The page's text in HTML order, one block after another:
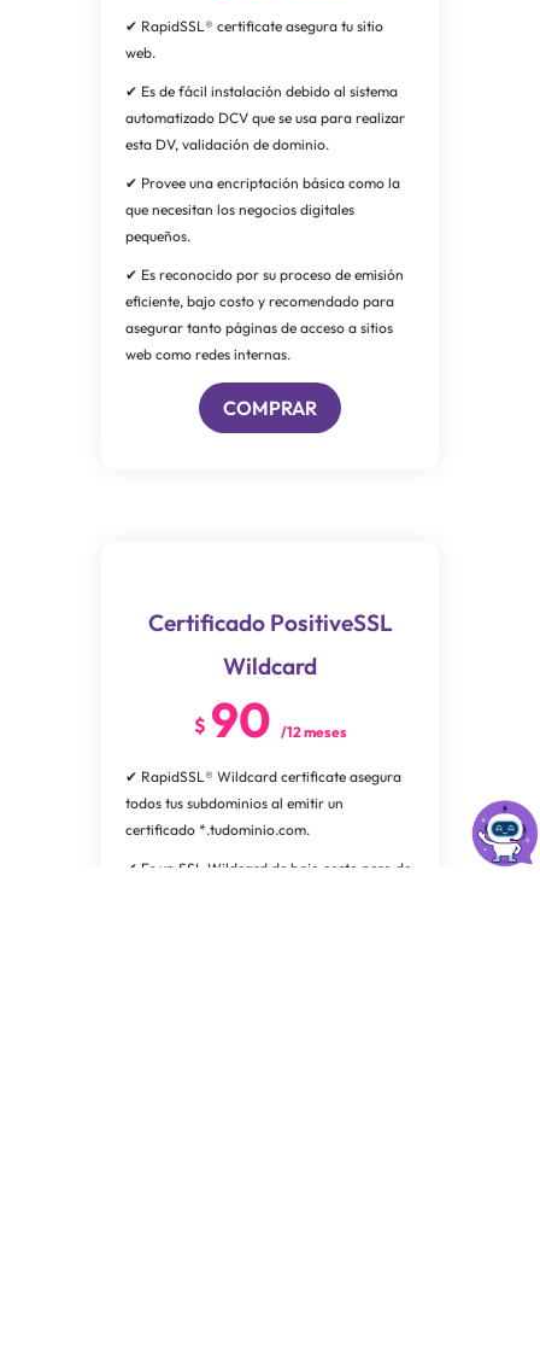
✔ RapidSSL® certificate asegura tu sitio
web.
✔ Es de fácil instalación debido al sistema
automatizado DCV que se usa para realizar
esta DV, validación de dominio.
✔ Provee una encriptación básica como la
que necesitan los negocios digitales
pequeños.
✔ Es reconocido por su proceso de emisión
eficiente, bajo costo y recomendado para
asegurar tanto páginas de acceso a sitios
web como redes internas.
COMPRAR
Certificado PositiveSSL
Wildcard
$ 90 /12 meses
✔ RapidSSL® Wildcard certificate asegura
todos tus subdominios al emitir un
certificado *.tudominio.com.
✔ Es un SSL Wildcard de bajo costo pero de